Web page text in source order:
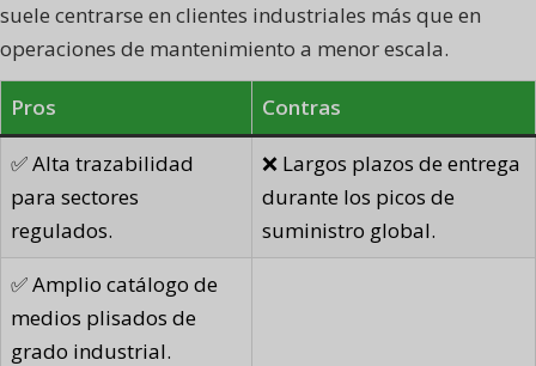
suele centrarse en clientes industriales más que en
operaciones de mantenimiento a menor escala.
Pros Contras
✅ Alta trazabilidad
para sectores
regulados.
❌ Largos plazos de entrega
durante los picos de
suministro global.
✅ Amplio catálogo de
medios plisados de
grado industrial.